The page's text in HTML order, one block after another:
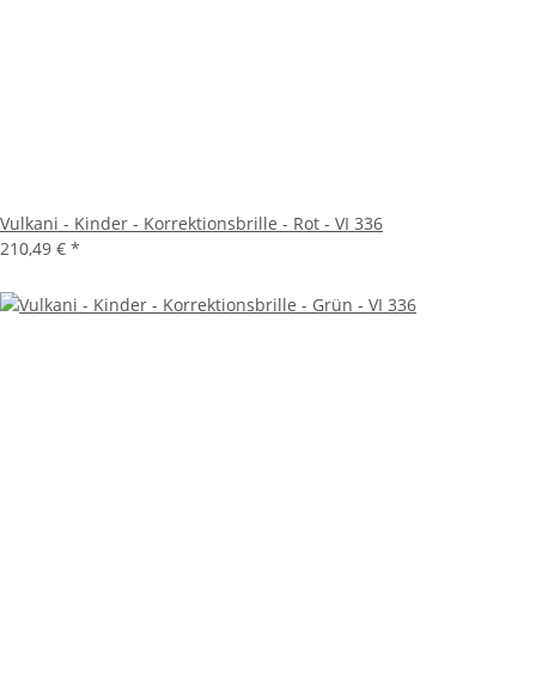
Vulkani - Kinder - Korrektionsbrille - Rot - VI 336
210,49 € *